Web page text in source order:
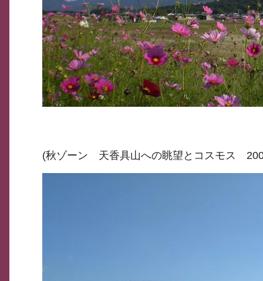
(秋ゾーン 天香具山への眺望とコスモス